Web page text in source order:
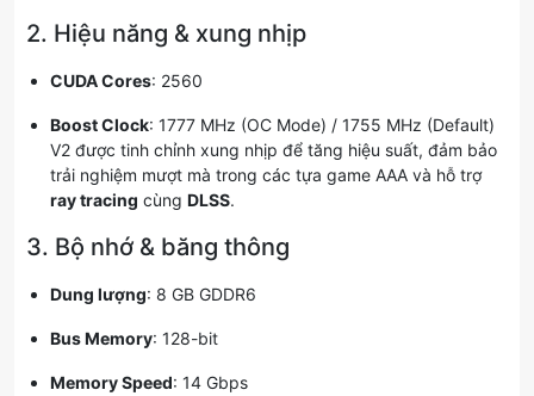
2. Hiệu năng & xung nhịp
CUDA Cores: 2560
Boost Clock: 1777 MHz (OC Mode) / 1755 MHz (Default)
V2 được tinh chỉnh xung nhịp để tăng hiệu suất, đảm bảo
trải nghiệm mượt mà trong các tựa game AAA và hỗ trợ
ray tracing cùng DLSS.
3. Bộ nhớ & băng thông
Dung lượng: 8 GB GDDR6
Bus Memory: 128-bit
Memory Speed: 14 Gbps